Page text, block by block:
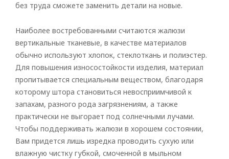
Рулонные
Горизонтальные
Вертикальные
Римские
без труда сможете заменить детали на новые.
Наиболее востребованными считаются жалюзи
вертикальные тканевые, в качестве материалов
обычно используют хлопок, стеклоткань и полиэстер.
Для повышения износостойкости изделия, материал
пропитывается специальным веществом, благодаря
которому штора становиться невосприимчивой к
запахам, разного рода загрязнениям, а также
практически не выгорает под солнечными лучами.
Чтобы поддерживать жалюзи в хорошем состоянии,
Вам придется лишь изредка проводить сухую или
влажную чистку губкой, смоченной в мыльном